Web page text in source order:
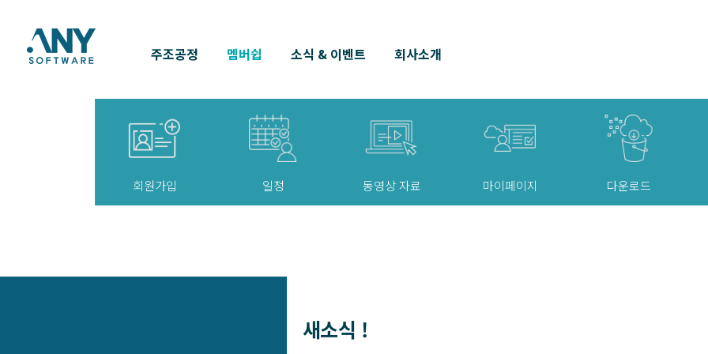
주조공정 멤버쉽
회원가입 일정 동영상 자료 마이페이지 다운로드
소식 & 이벤트 회사소개
새소식 !